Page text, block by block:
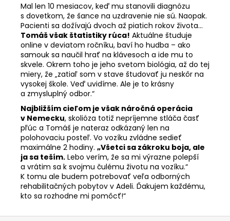
Mal len 10 mesiacov, keď mu stanovili diagnózu
s dovetkom, že šance na uzdravenie nie sú. Naopak.
Pacienti sa dožívajú dvoch až piatich rokov života...
Tomáš však štatistiky rúca! Aktuálne študuje
online v deviatom ročníku, baví ho hudba – ako
samouk sa naučil hrať na klávesoch a ide mu to
skvele. Okrem toho je jeho svetom biológia, až do tej
miery, že „zatiaľ som v stave študovať ju neskôr na
vysokej škole. Veď uvidíme. Ale je to krásny
a zmysluplný odbor.“
Najbližším cieľom je však náročná operácia
v Nemecku, skolióza totiž nepríjemne stláča časť
pľúc a Tomáš je nateraz odkázaný len na
polohovaciu posteľ. Vo vozíku zvládne sedieť
maximálne 2 hodiny. „Všetci sa zákroku boja, ale
ja sa teším. Lebo verím, že sa mi výrazne polepší
a vrátim sa k svojmu čulému životu na vozíku.“
K tomu ale budem potrebovať veľa odborných
rehabilitačných pobytov v Adeli. Ďakujem každému,
kto sa rozhodne mi pomôcť!“